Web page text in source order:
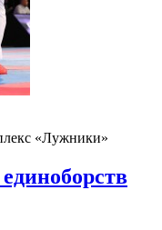
«Лужники»